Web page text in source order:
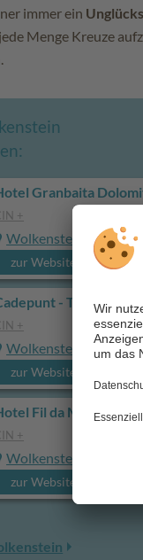
immer ein
jede Menge Kreuze
Granbaita
+
Wolkenstein
zur Website
- The
+
Wolkenstein
zur Website
Fil da Mont
+
Wolkenstein
zur Website